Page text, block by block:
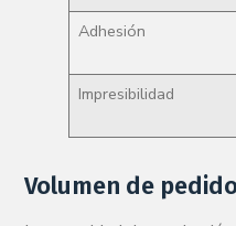
Adhesión
Impresibilidad
Volumen de